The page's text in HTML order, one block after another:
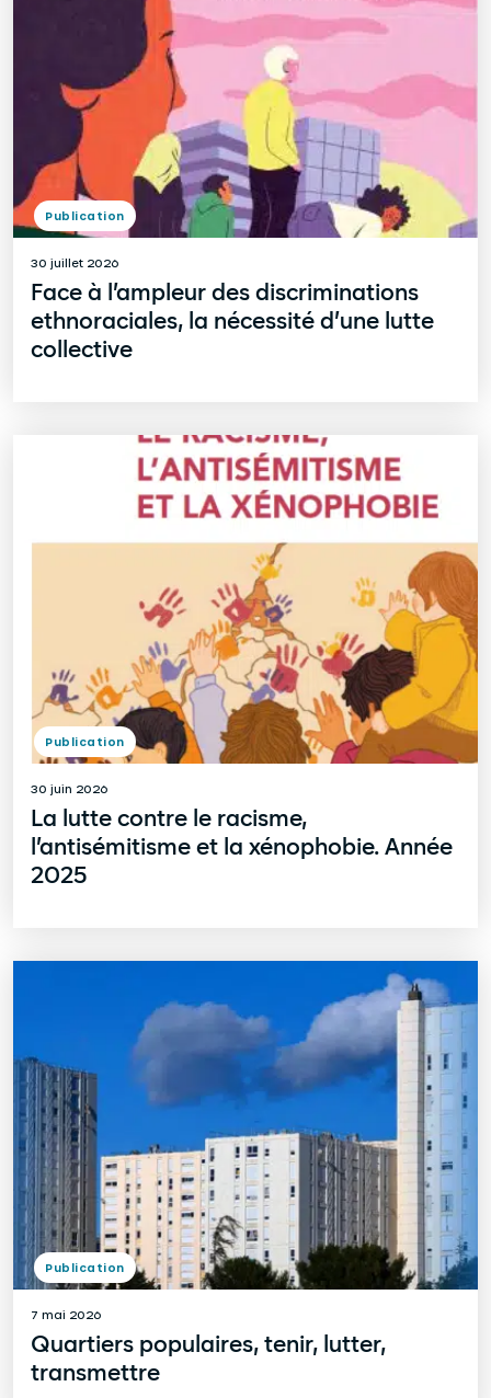
30 juillet 2026
Face à l’ampleur des discriminations
ethnoraciales, la nécessité d’une lutte
collective
Publication
30 juin 2026
La lutte contre le racisme,
l’antisémitisme et la xénophobie. Année
2025
Publication
7 mai 2026
Quartiers populaires, tenir, lutter,
transmettre
Publication